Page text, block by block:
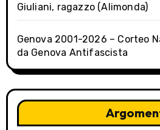
Giuliani, ragazzo (Alimonda)
Genova 2001-2026 – Corteo
da Genova Antifascista